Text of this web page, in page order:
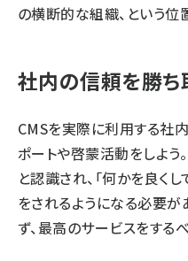
の横断的な組織、という位
社内の信頼を勝ち
CMSを実際に利用する社
ポートや啓蒙活動をしよう
と認識され、「何かを良く
をされるようになる必要が
ず、最高のサービスをする